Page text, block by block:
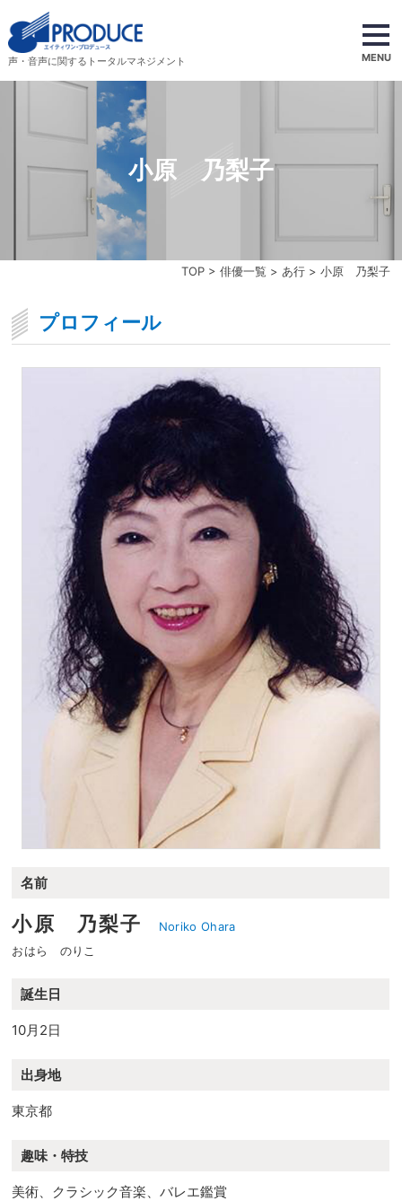
声・音声に関するトータルマネジメント MENU
TOP> 俳優一覧 > あ行> 小原 乃梨子
小原 乃梨子
プロフィール
名前
小原 乃梨子
Noriko Ohara
おはら のりこ
誕生日
10月2日
出身地
東京都
趣味・特技
美術、クラシック音楽、バレエ鑑賞